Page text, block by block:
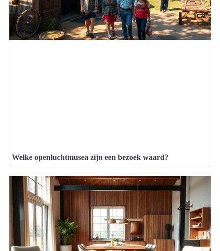
Welke openluchtmusea zijn een bezoek waard?